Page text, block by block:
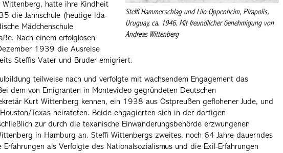
Steffi Hammerschlag und Lilo Oppenheim, Pirapolis,
Uruguay, ca. 1946. Mit freundlicher Genehmigung von
Andreas Wittenberg
Wittenberg, hatte ihre Kindheit
die Jahnschule (heutige Ida-
Mädchenschule
Nach einem erfolglosen
1939 die Ausreise
Steffis Vater und Bruder emigriert.
teilweise nach und verfolgte mit wachsendem Engagement das
dem von Emigranten in Montevideo gegründeten Deutschen
Kurt Wittenberg kennen, ein 1938 aus Ostpreußen geflohener Jude, und
Texas heirateten. Beide engagierten sich in der dortigen
zur durch die texanische Einwanderungsbehörde erzwungenen
in Hamburg an. Steffi Wittenbergs zweites, noch 64 Jahre dauerndes
als Verfolgte des Nationalsozialismus und die Exil-Erfahrungen